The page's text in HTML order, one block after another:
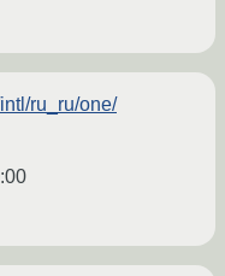
ru_ru/one/